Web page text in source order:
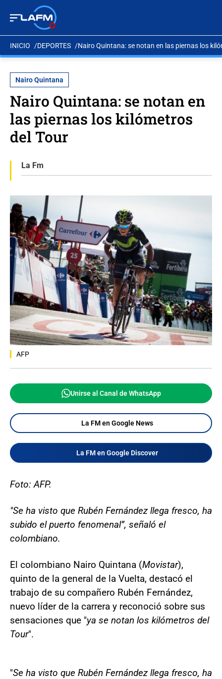
INICIO DEPORTES Nairo Quintana: se notan en las piernas los
Nairo Quintana
Nairo Quintana: se notan en
las piernas los kilómetros
del Tour
La Fm
AFP
Unirse al Canal de WhatsApp
La FM en Google News
La FM en Google Discover
Foto: AFP.
"Se ha visto que Rubén Fernández llega fresco, ha
subido el puerto fenomenal”, señaló el
colombiano.
El colombiano Nairo Quintana (Movistar),
quinto de la general de la Vuelta, destacó el
trabajo de su compañero Rubén Fernández,
nuevo líder de la carrera y reconoció sobre sus
sensaciones que "ya se notan los kilómetros del
Tour".
"Se ha visto que Rubén Fernández llega fresco, ha